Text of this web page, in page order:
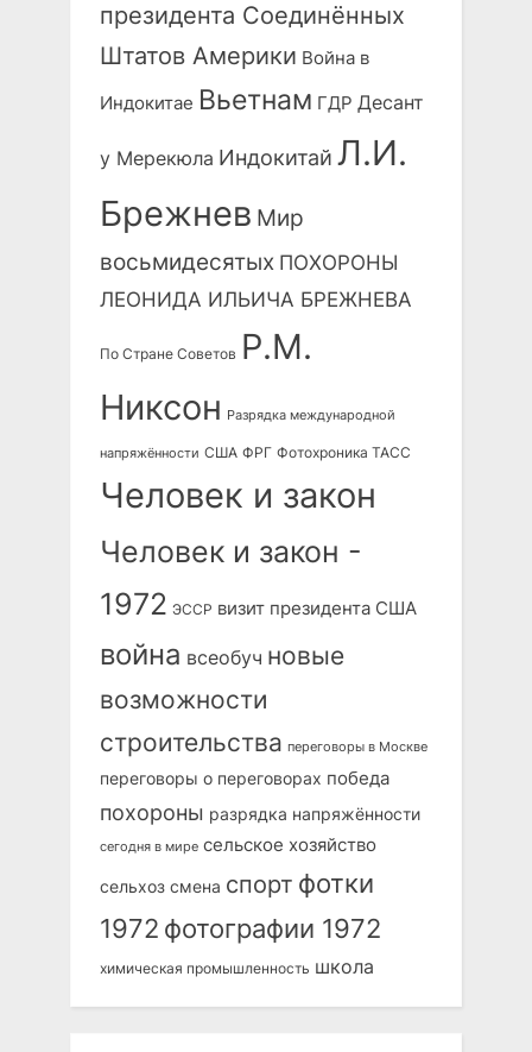
президента Соединённых
Штатов Америки Война в
Индокитае Вьетнам ГДР Десант
у Мерекюла Индокитай Л.И.
Брежнев Мир
восьмидесятых ПОХОРОНЫ
ЛЕОНИДА ИЛЬИЧА БРЕЖНЕВА
По Стране Советов Р.М.
Никсон
Разрядка международной
напряжённости США ФРГ Фотохроника ТАСС
Человек и закон
Человек и закон -
1972 ЭССР визит президента США
война всеобуч новые
возможности
строительства переговоры в Москве
переговоры о переговорах победа
похороны разрядка напряжённости
сегодня в мире сельское хозяйство
сельхоз смена спорт фотки
1972 фотографии 1972
химическая промышленность школа